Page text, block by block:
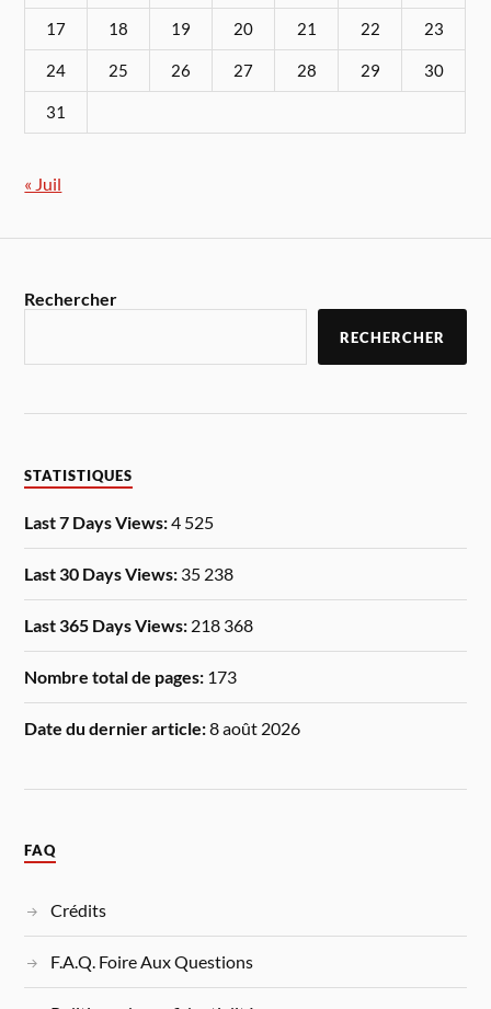
17 18 19 20 21 22 23
24 25 26 27 28 29 30
31
« Juil
Rechercher
RECHERCHER
STATISTIQUES
Last 7 Days Views:4 525
Last 30 Days Views: 35 238
Last 365 Days Views: 218 368
Nombre total de pages: 173
Date du dernier article:8 août 2026
FAQ
Crédits
F.A.Q. Foire Aux Questions